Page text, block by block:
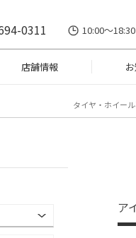
0311 10:00～
店舗情報
タイヤ・ホイー
ア